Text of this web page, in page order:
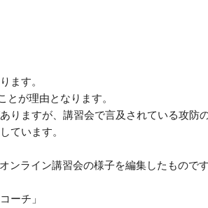
ます。
が理由となります。
りますが、講習会で言及されている攻防
ています。
ンライン講習会の様子を編集したものです
ーチ」